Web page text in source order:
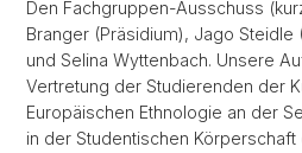
Den Fachgruppen-Ausschuss
Branger (Präsidium), Jago Steidle
und Selina Wyttenbach. Unsere
Vertretung der Studierenden der
Europäischen Ethnologie an der
in der Studentischen Körperschaft